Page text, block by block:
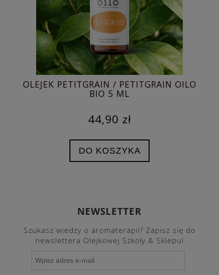
OLEJEK PETITGRAIN / PETITGRAIN OILO
BIO 5 ML
44,90 zł
DO KOSZYKA
NEWSLETTER
Szukasz wiedzy o aromaterapii? Zapisz się do
newslettera Olejkowej Szkoły & Sklepu!